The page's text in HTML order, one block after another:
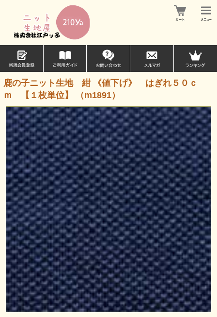
鹿の子ニット生地 紺 《値下げ》 はぎれ５０ｃ
ｍ 【１枚単位】 （m1891）